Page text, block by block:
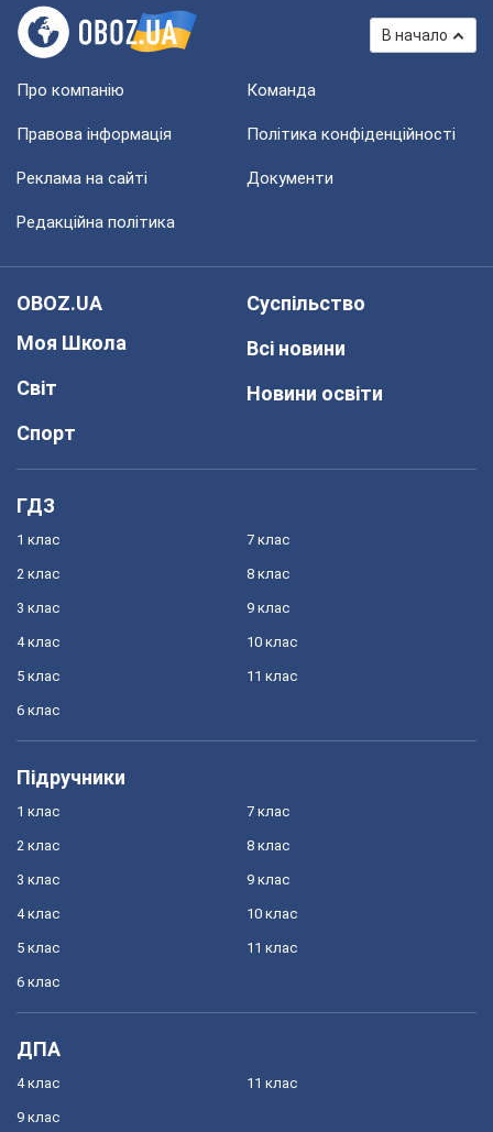
В начало
Про компанію Команда
Правова інформація Політика конфіденційності
Реклама на сайті Документи
Редакційна політика
OBOZ.UA
Моя Школа
Світ
Спорт
Суспільство
Всі новини
Новини освіти
ГДЗ
1 клас
2 клас
3 клас
4 клас
5 клас
6 клас
7 клас
8 клас
9 клас
10 клас
11 клас
Підручники
1 клас
2 клас
3 клас
4 клас
5 клас
6 клас
7 клас
8 клас
9 клас
10 клас
11 клас
ДПА
4 клас
9 клас
11 клас